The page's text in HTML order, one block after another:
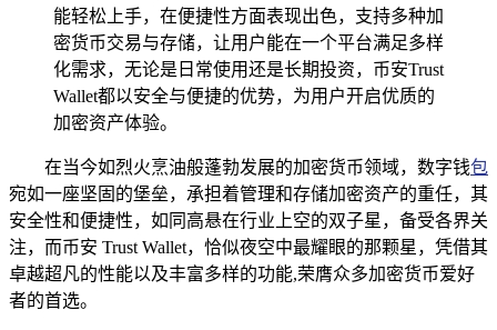
能轻松上手，在便捷性方面表现出色，支持多种加
密货币交易与存储，让用户能在一个平台满足多样
化需求，无论是日常使用还是长期投资，币安Trust
Wallet都以安全与便捷的优势，为用户开启优质的
加密资产体验。
在当今如烈火烹油般蓬勃发展的加密货币领域，数字钱包
宛如一座坚固的堡垒，承担着管理和存储加密资产的重任，其
安全性和便捷性，如同高悬在行业上空的双子星，备受各界关
注，而币安 Trust Wallet，恰似夜空中最耀眼的那颗星，凭借其
卓越超凡的性能以及丰富多样的功能,荣膺众多加密货币爱好
者的首选。